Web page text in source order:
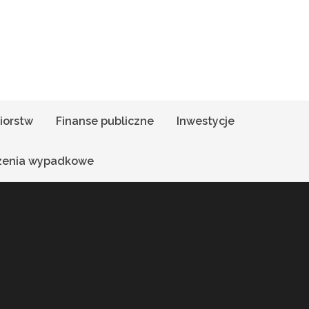
Finanse publiczne Inwestycje
wypadkowe